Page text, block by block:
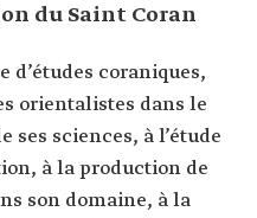
du Saint Coran
d’études coraniques,
orientalistes dans le
ses sciences, à l’étude
à la production de
son domaine, à la